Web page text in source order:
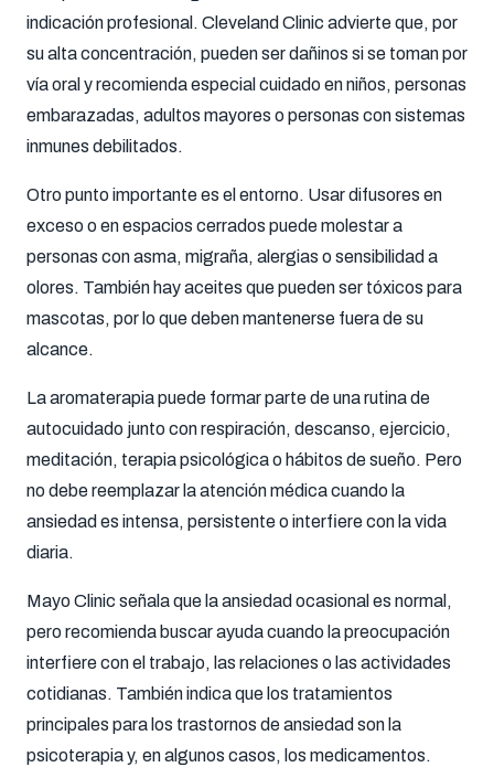
indicación profesional. Cleveland Clinic advierte que, por
su alta concentración, pueden ser dañinos si se toman por
vía oral y recomienda especial cuidado en niños, personas
embarazadas, adultos mayores o personas con sistemas
inmunes debilitados.
Otro punto importante es el entorno. Usar difusores en
exceso o en espacios cerrados puede molestar a
personas con asma, migraña, alergias o sensibilidad a
olores. También hay aceites que pueden ser tóxicos para
mascotas, por lo que deben mantenerse fuera de su
alcance.
La aromaterapia puede formar parte de una rutina de
autocuidado junto con respiración, descanso, ejercicio,
meditación, terapia psicológica o hábitos de sueño. Pero
no debe reemplazar la atención médica cuando la
ansiedad es intensa, persistente o interfiere con la vida
diaria.
Mayo Clinic señala que la ansiedad ocasional es normal,
pero recomienda buscar ayuda cuando la preocupación
interfiere con el trabajo, las relaciones o las actividades
cotidianas. También indica que los tratamientos
principales para los trastornos de ansiedad son la
psicoterapia y, en algunos casos, los medicamentos.